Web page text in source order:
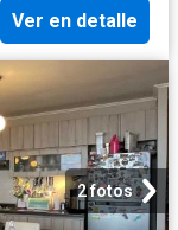
Ver en detalle
2 fotos